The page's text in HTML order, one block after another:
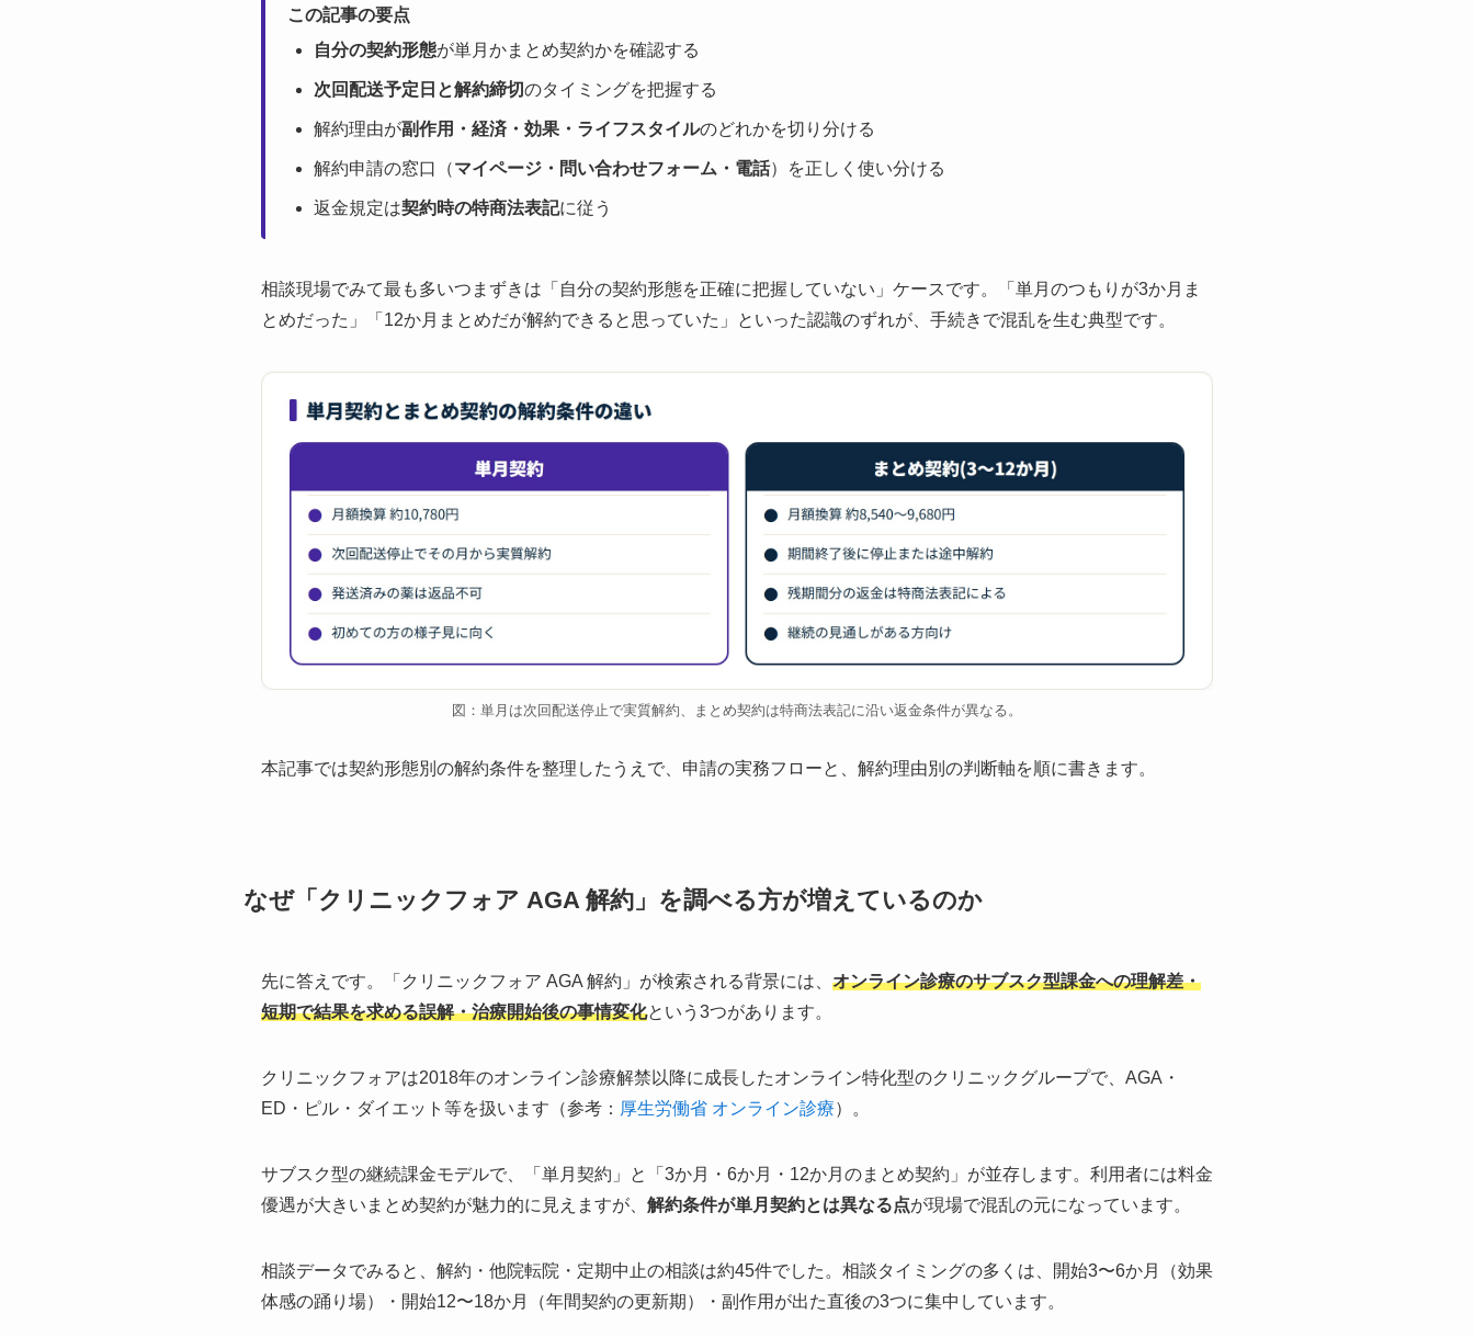
この記事の要点
自分の契約形態が単月かまとめ契約かを確認する
次回配送予定日と解約締切のタイミングを把握する
解約理由が副作用・経済・効果・ライフスタイルのどれかを切り分ける
解約申請の窓口（マイページ・問い合わせフォーム・電話）を正しく使い分ける
返金規定は契約時の特商法表記に従う
相談現場でみて最も多いつまずきは「自分の契約形態を正確に把握していない」ケースです。「単月のつもりが3か月ま
とめだった」「12か月まとめだが解約できると思っていた」といった認識のずれが、手続きで混乱を生む典型です。
図：単月は次回配送停止で実質解約、まとめ契約は特商法表記に沿い返金条件が異なる。
本記事では契約形態別の解約条件を整理したうえで、申請の実務フローと、解約理由別の判断軸を順に書きます。
なぜ「クリニックフォア AGA 解約」を調べる方が増えているのか
先に答えです。「クリニックフォア AGA 解約」が検索される背景には、 オンライン診療のサブスク型課金への理解差・
短期で結果を求める誤解・治療開始後の事情変化という3つがあります。
クリニックフォアは2018年のオンライン診療解禁以降に成長したオンライン特化型のクリニックグループで、AGA・
ED・ピル・ダイエット等を扱います（参考： 厚生労働省 オンライン診療）。
サブスク型の継続課金モデルで、「単月契約」と「3か月・6か月・12か月のまとめ契約」が並存します。利用者には料金
優遇が大きいまとめ契約が魅力的に見えますが、 解約条件が単月契約とは異なる点が現場で混乱の元になっています。
相談データでみると、解約・他院転院・定期中止の相談は約45件でした。相談タイミングの多くは、開始3〜6か月（効果
体感の踊り場）・開始12〜18か月（年間契約の更新期）・副作用が出た直後の3つに集中しています。